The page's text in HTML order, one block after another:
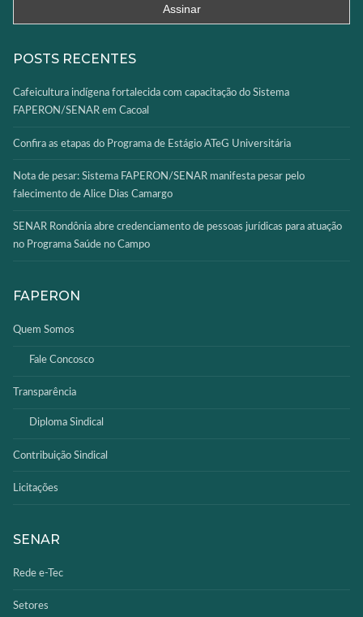
POSTS RECENTES
Cafeicultura indígena fortalecida com capacitação do Sistema
FAPERON/SENAR em Cacoal
Confira as etapas do Programa de Estágio ATeG Universitária
Nota de pesar: Sistema FAPERON/SENAR manifesta pesar pelo
falecimento de Alice Dias Camargo
SENAR Rondônia abre credenciamento de pessoas jurídicas para atuação
no Programa Saúde no Campo
FAPERON
Quem Somos
Fale Concosco
Transparência
Diploma Sindical
Contribuição Sindical
Licitações
SENAR
Rede e-Tec
Setores